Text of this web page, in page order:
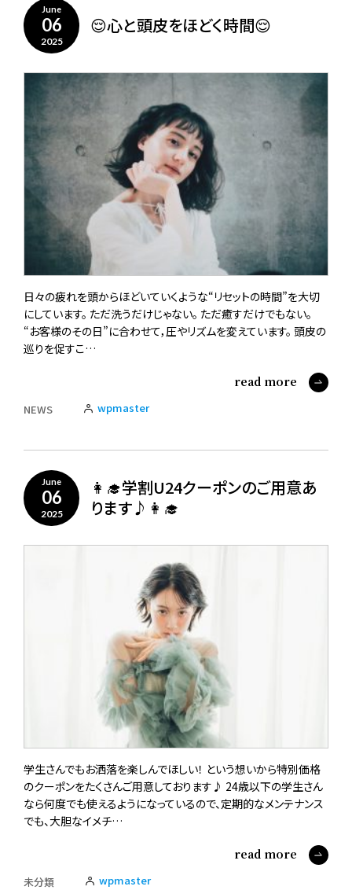
June
06
2025
😌心と頭皮をほどく時間😌
日々の疲れを頭からほどいていくような“リセットの時間”を大切
にしています。 ただ洗うだけじゃない。 ただ癒すだけでもない。
“お客様のその日”に合わせて，圧やリズムを変えています。 頭皮の
巡りを促すこ…
read more
NEWS wpmaster
June
06
2025
👩‍🎓学割U24クーポンのご用意あ
ります♪👩‍🎓
学生さんでもお洒落を楽しんでほしい！ という想いから特別価格
のクーポンをたくさんご用意しております♪ 24歳以下の学生さん
なら何度でも使えるようになっているので、定期的なメンテナンス
でも、大胆なイメチ…
read more
未分類 wpmaster